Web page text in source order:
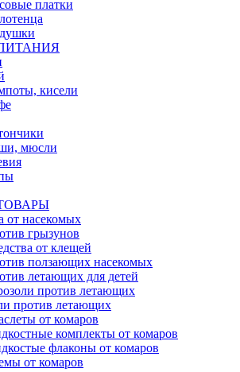
платки
кисели
мюсли
от насекомых
грызунов
от клещей
ползающих насекомых
летающих для детей
против летающих
против летающих
от комаров
комплекты от комаров
флаконы от комаров
от комаров